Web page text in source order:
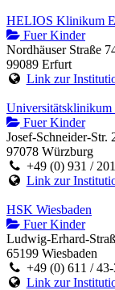
HELIOS Klinikum
Fuer Kinder
Nordhäuser Straße
99089 Erfurt
Link zur
Universitätsklinikum
Fuer Kinder
Josef-Schneider-Str.
97078 Würzburg
+49 (0) 931 /
Link zur
HSK Wiesbaden
Fuer Kinder
Ludwig-Erhard-
65199 Wiesbaden
+49 (0) 611 /
Link zur